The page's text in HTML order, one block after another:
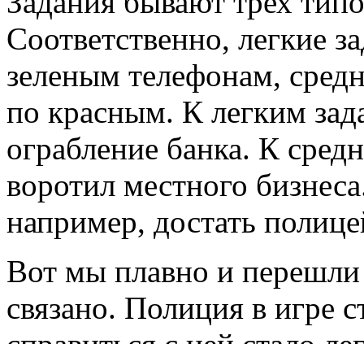
Соответственно, легкие
зеленым телефонам,
по красным. К легким
ограбление банка. К
воротил местного
например, достать
Вот мы плавно и
связано. Полиция в игре